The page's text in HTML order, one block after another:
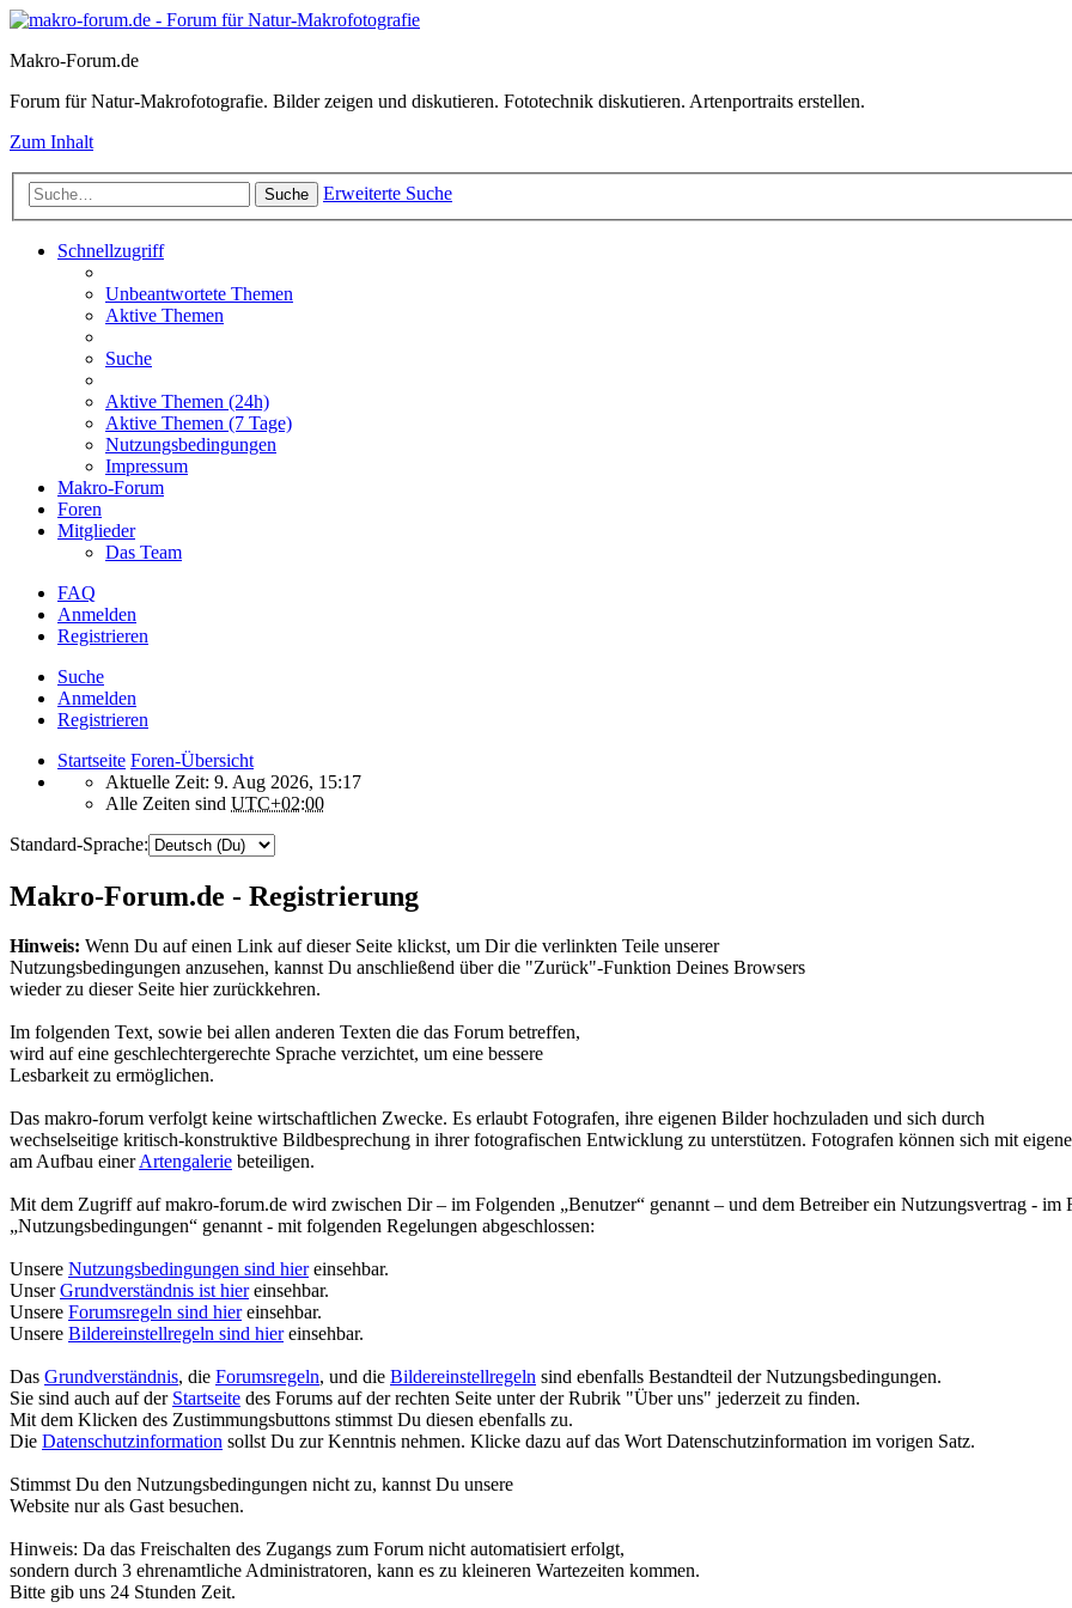
Makro-Forum.de
Forum für Natur-Makrofotografie. Bilder zeigen und diskutieren. Fototechnik diskutieren. Artenportraits erstellen.
Zum Inhalt
Suche Erweiterte Suche
Schnellzugriff
Unbeantwortete Themen
Aktive Themen
Suche
Aktive Themen (24h)
Aktive Themen (7 Tage)
Nutzungsbedingungen
Impressum
Makro-Forum
Foren
Mitglieder
Das Team
FAQ
Anmelden
Registrieren
Suche
Anmelden
Registrieren
Startseite Foren-Übersicht
Aktuelle Zeit: 9. Aug 2026, 15:17
Alle Zeiten sind UTC+02:00
Standard-Sprache:
Makro-Forum.de - Registrierung
Hinweis: Wenn Du auf einen Link auf dieser Seite klickst, um Dir die verlinkten Teile unserer
Nutzungsbedingungen anzusehen, kannst Du anschließend über die "Zurück"-Funktion Deines Browsers
wieder zu dieser Seite hier zurückkehren.
Im folgenden Text, sowie bei allen anderen Texten die das Forum betreffen,
wird auf eine geschlechtergerechte Sprache verzichtet, um eine bessere
Lesbarkeit zu ermöglichen.
Das makro-forum verfolgt keine wirtschaftlichen Zwecke. Es erlaubt Fotografen, ihre eigenen Bilder hochzuladen und sich durch
wechselseitige kritisch-konstruktive Bildbesprechung in ihrer fotografischen Entwicklung zu unterstützen. Fotografen können sich mit
am Aufbau einerArtengalerie beteiligen.
Mit dem Zugriff auf makro-forum.de wird zwischen Dir – im Folgenden „Benutzer“ genannt – und dem Betreiber ein Nutzungsvertrag - im
„Nutzungsbedingungen“ genannt - mit folgenden Regelungen abgeschlossen:
Unsere Nutzungsbedingungen sind hiereinsehbar.
UnserGrundverständnis ist hiereinsehbar.
Unsere Forumsregeln sind hiereinsehbar.
Unsere Bildereinstellregeln sind hiereinsehbar.
Das Grundverständnis, die Forumsregeln, und die Bildereinstellregeln sind ebenfalls Bestandteil der Nutzungsbedingungen.
Sie sind auch auf der Startseite des Forums auf der rechten Seite unter der Rubrik "Über uns" jederzeit zu finden.
Mit dem Klicken des Zustimmungsbuttons stimmst Du diesen ebenfalls zu.
Die Datenschutzinformation sollst Du zur Kenntnis nehmen. Klicke dazu auf das Wort Datenschutzinformation im vorigen Satz.
Stimmst Du den Nutzungsbedingungen nicht zu, kannst Du unsere
Website nur als Gast besuchen.
Hinweis: Da das Freischalten des Zugangs zum Forum nicht automatisiert erfolgt,
sondern durch 3 ehrenamtliche Administratoren, kann es zu kleineren Wartezeiten kommen.
Bitte gib uns 24 Stunden Zeit.